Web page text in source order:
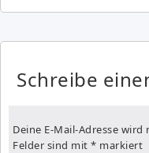
Schreibe
Deine E-Mail-Adresse
Felder sind mit * markiert